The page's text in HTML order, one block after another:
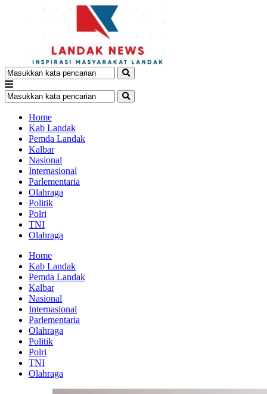
Home
Kab Landak
Pemda Landak
Kalbar
Nasional
Internasional
Parlementaria
Olahraga
Politik
Polri
TNI
Olahraga
Home
Kab Landak
Pemda Landak
Kalbar
Nasional
Internasional
Parlementaria
Olahraga
Politik
Polri
TNI
Olahraga